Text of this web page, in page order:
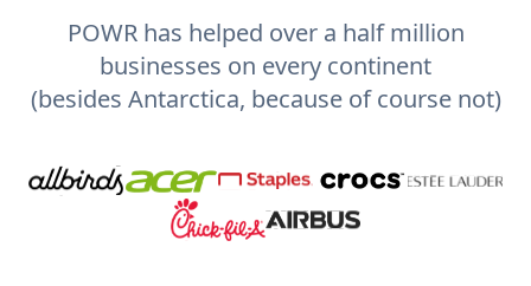
POWR has helped over a half million
businesses on every continent
(besides Antarctica, because of course not)